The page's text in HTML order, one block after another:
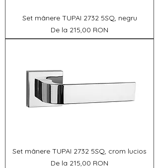
Set mânere TUPAI 2732 5SQ, negru
De la 215,00 RON
Preț redus
Set mânere TUPAI 2732 5SQ, crom lucios
De la 215,00 RON
Preț redus